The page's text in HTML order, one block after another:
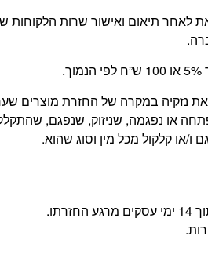
על ידי הלקוח, בכתובת משה דיין 52 תל אביב וזאת
את נזקיה במקרה של החזרת
או נפגמה, שניזוק, שנפגם,
ו/או קלקול מכל מין וסוג שהוא.